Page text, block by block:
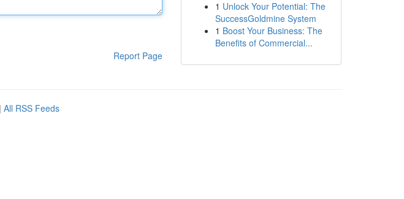
Report Page
1 Unlock Your Potential: The
SuccessGoldmine System
1 Boost Your Business: The
Benefits of Commercial...
| All RSS Feeds